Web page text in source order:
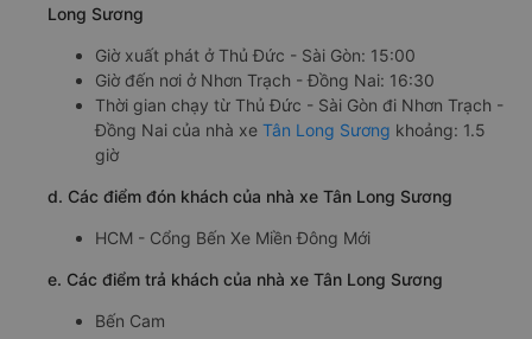
Long Sương
Giờ xuất phát ở Thủ Đức - Sài Gòn: 15:00
Giờ đến nơi ở Nhơn Trạch - Đồng Nai: 16:30
Thời gian chạy từ Thủ Đức - Sài Gòn đi Nhơn Trạch -
Đồng Nai của nhà xe Tân Long Sương khoảng: 1.5
giờ
d. Các điểm đón khách của nhà xe Tân Long Sương
HCM - Cổng Bến Xe Miền Đông Mới
e. Các điểm trả khách của nhà xe Tân Long Sương
Bến Cam